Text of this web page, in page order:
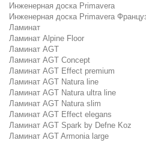
Инженерная доска Primavera
Инженерная доска Primavera
Ламинат
Ламинат Alpine Floor
Ламинат AGT
Ламинат AGT Concept
Ламинат AGT Effect premium
Ламинат AGT Natura line
Ламинат AGT Natura ultra line
Ламинат AGT Natura slim
Ламинат AGT Effect elegans
Ламинат AGT Spark by Defne Koz
Ламинат AGT Armonia large